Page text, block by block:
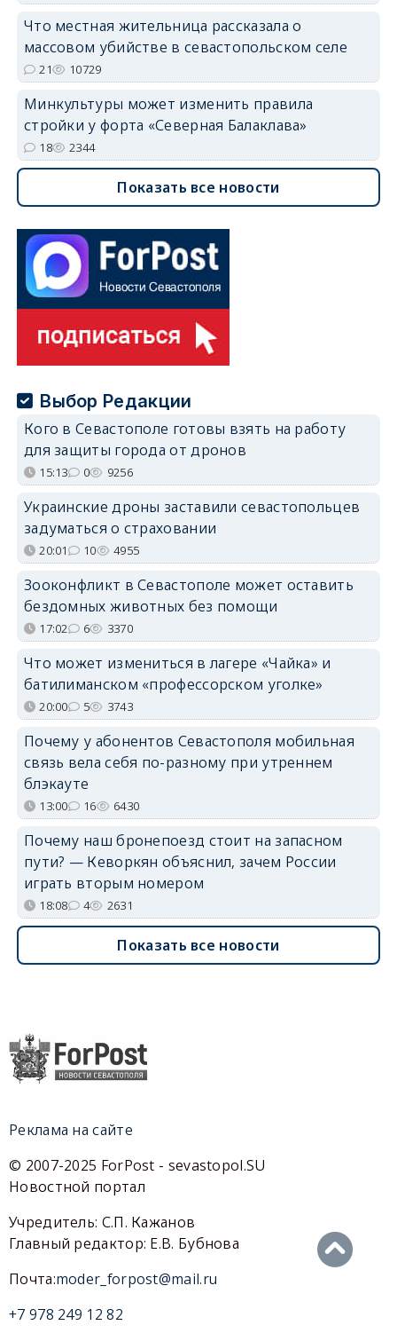
Что местная жительница рассказала о
массовом убийстве в севастопольском селе
21 10729
Минкультуры может изменить правила
стройки у форта «Северная Балаклава»
18 2344
Показать все новости
Выбор Редакции
Кого в Севастополе готовы взять на работу
для защиты города от дронов
15:13 0 9256
Украинские дроны заставили севастопольцев
задуматься о страховании
20:01 10 4955
Зооконфликт в Севастополе может оставить
бездомных животных без помощи
17:02 6 3370
Что может измениться в лагере «Чайка» и
батилиманском «профессорском уголке»
20:00 5 3743
Почему у абонентов Севастополя мобильная
связь вела себя по-разному при утреннем
блэкауте
13:00 16 6430
Почему наш бронепоезд стоит на запасном
пути? — Кеворкян объяснил, зачем России
играть вторым номером
18:08 4 2631
Показать все новости
Реклама на сайте
© 2007-2025 ForPost - sevastopol.SU
Новостной портал
Учредитель: С.П. Кажанов
Главный редактор: Е.В. Бубнова
Почта:moder_forpost@mail.ru
+7 978 249 12 82